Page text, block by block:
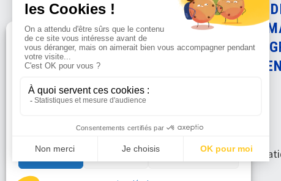
Gérer le consentement
audience et vous adresser des informations sur la LFDA lorsque
vous y consentez. Vous pouvez sélectionner ceux que vous
Accepter Refuser Voir les préférences
© La